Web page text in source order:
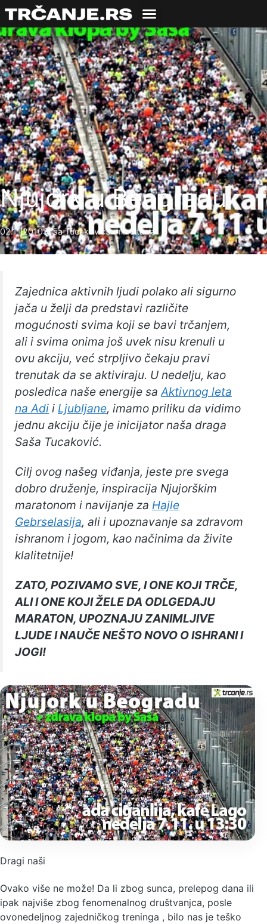
Njujork u Beogradu
02.11.2010Saša Tucaković3 min čitanja
Zajednica aktivnih ljudi polako ali sigurno
jača u želji da predstavi različite
mogućnosti svima koji se bavi trčanjem,
ali i svima onima još uvek nisu krenuli u
ovu akciju, već strpljivo čekaju pravi
trenutak da se aktiviraju. U nedelju, kao
posledica naše energije saAktivnog leta
na Adi i Ljubljane, imamo priliku da vidimo
jednu akciju čije je inicijator naša draga
Saša Tucaković.
Cilj ovog našeg viđanja, jeste pre svega
dobro druženje, inspiracija Njujorškim
maratonom i navijanje za Hajle
Gebrselasija, ali i upoznavanje sa zdravom
ishranom i jogom, kao načinima da živite
klalitetnije!
ZATO, POZIVAMO SVE, I ONE KOJI TRČE,
ALI I ONE KOJI ŽELE DA ODLGEDAJU
MARATON, UPOZNAJU ZANIMLJIVE
LJUDE I NAUČE NEŠTO NOVO O ISHRANI I
JOGI!
Dragi naši
Ovako više ne može! Da li zbog sunca, prelepog dana ili
ipak najviše zbog fenomenalnog društvanjca, posle
ovonedeljnog zajedničkog treninga , bilo nas je teško